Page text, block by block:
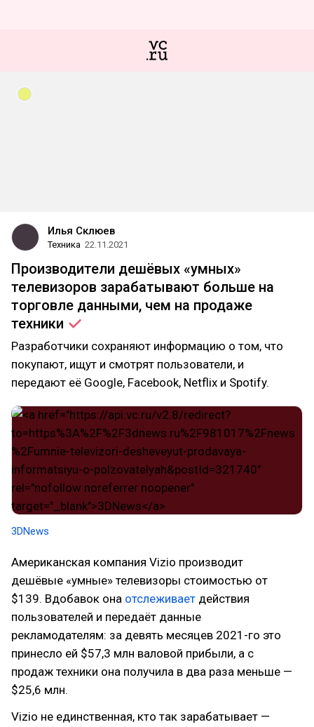
Илья Склюев
Техника 22.11.2021
Производители дешёвых «умных»
телевизоров зарабатывают больше на
торговле данными, чем на продаже
техники
Разработчики сохраняют информацию о том, что
покупают, ищут и смотрят пользователи, и
передают её Google, Facebook, Netflix и Spotify.
3DNews
Американская компания Vizio производит
дешёвые «умные» телевизоры стоимостью от
$139. Вдобавок она отслеживает действия
пользователей и передаёт данные
рекламодателям: за девять месяцев 2021-го это
принесло ей $57,3 млн валовой прибыли, а с
продаж техники она получила в два раза меньше —
$25,6 млн.
Vizio не единственная, кто так зарабатывает —